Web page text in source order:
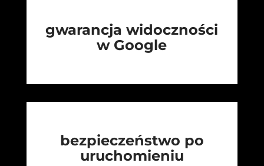
gwarancja widoczności
w Google
bezpieczeństwo po
uruchomieniu